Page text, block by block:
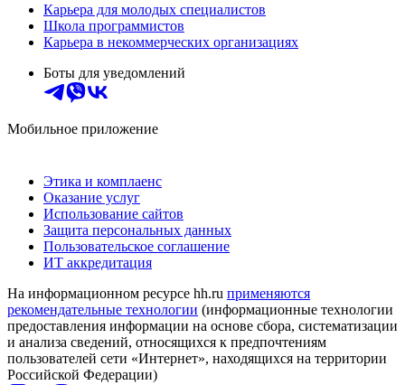
Карьера для молодых специалистов
Школа программистов
Карьера в некоммерческих организациях
Боты для уведомлений
Мобильное приложение
Этика и комплаенс
Оказание услуг
Использование сайтов
Защита персональных данных
Пользовательское соглашение
ИТ аккредитация
На информационном ресурсе hh.ru применяются
рекомендательные технологии (информационные технологии
предоставления информации на основе сбора, систематизации
и анализа сведений, относящихся к предпочтениям
пользователей сети «Интернет», находящихся на территории
Российской Федерации)